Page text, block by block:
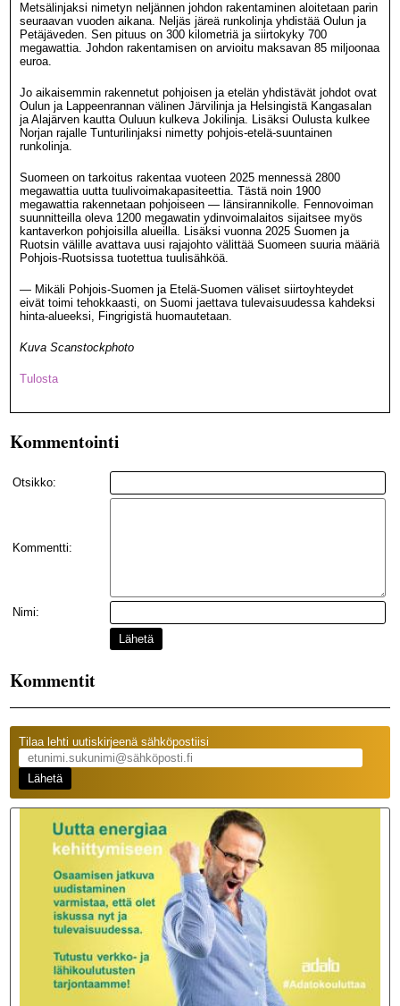
Metsälinjaksi nimetyn neljännen johdon rakentaminen aloitetaan parin
seuraavan vuoden aikana. Neljäs järeä runkolinja yhdistää Oulun ja
Petäjäveden. Sen pituus on 300 kilometriä ja siirtokyky 700
megawattia. Johdon rakentamisen on arvioitu maksavan 85 miljoonaa
euroa.
Jo aikaisemmin rakennetut pohjoisen ja etelän yhdistävät johdot ovat
Oulun ja Lappeenrannan välinen Järvilinja ja Helsingistä Kangasalan
ja Alajärven kautta Ouluun kulkeva Jokilinja. Lisäksi Oulusta kulkee
Norjan rajalle Tunturilinjaksi nimetty pohjois-etelä-suuntainen
runkolinja.
Suomeen on tarkoitus rakentaa vuoteen 2025 mennessä 2800
megawattia uutta tuulivoimakapasiteettia. Tästä noin 1900
megawattia rakennetaan pohjoiseen — länsirannikolle. Fennovoiman
suunnitteilla oleva 1200 megawatin ydinvoimalaitos sijaitsee myös
kantaverkon pohjoisilla alueilla. Lisäksi vuonna 2025 Suomen ja
Ruotsin välille avattava uusi rajajohto välittää Suomeen suuria määriä
Pohjois-Ruotsissa tuotettua tuulisähköä.
— Mikäli Pohjois-Suomen ja Etelä-Suomen väliset siirtoyhteydet
eivät toimi tehokkaasti, on Suomi jaettava tulevaisuudessa kahdeksi
hinta-alueeksi, Fingrigistä huomautetaan.
Kuva Scanstockphoto
Tulosta
Kommentointi
Otsikko:
Kommentti:
Nimi:
Lähetä
Kommentit
Tilaa lehti uutiskirjeenä sähköpostiisi